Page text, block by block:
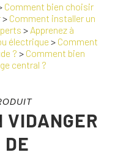
Comment bien choisir
> Comment installer un
> Apprenez à
électrique > Comment
? > Comment bien
central ?
VIDANGER
DE